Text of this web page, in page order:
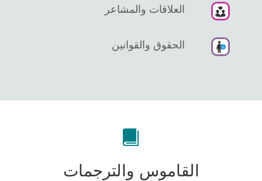
العلاقات والمشاعر
الحقوق والقوانين
القاموس والترجمات